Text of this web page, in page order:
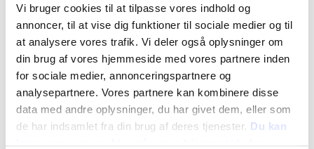
Vi bruger cookies til at tilpasse vores indhold og
annoncer, til at vise dig funktioner til sociale medier og til
at analysere vores trafik. Vi deler også oplysninger om
din brug af vores hjemmeside med vores partnere inden
for sociale medier, annonceringspartnere og
analysepartnere. Vores partnere kan kombinere disse
data med andre oplysninger, du har givet dem, eller som
de har indsamlet fra din brug af deres tjenester. Du kan
Økologisk høstmarked på Lille
Østergaard, Brønderslev
Vær med når Lille Østergaards Økologi
inviterer til Økologisk Høstmarked for 30.
gang! Gratis adgang
Søndag d. 6. september 2026 kl. 10-16